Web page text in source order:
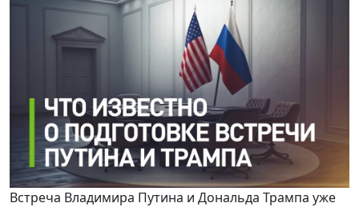
Встреча Владимира Путина и Дональда Трампа уже